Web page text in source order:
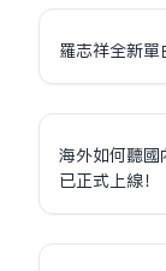
羅志祥全新
海外如何聽
已正式上線！